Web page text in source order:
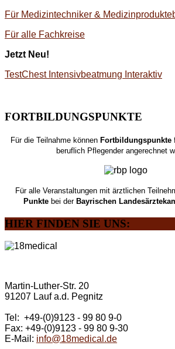
Für Medizintechniker &
Für alle Fachkreise
Jetzt Neu!
TestChest Intensivbeatmung Interaktiv
FORTBILDUNGSPUNKTE
Für die Teilnahme könnenFortbildungspunkte
beruflich Pflegender angerechnet
Für alle Veranstaltungen mit ärztlichen
Punkte bei derBayrischen
HIER FINDEN SIE UNS:
Martin-Luther-Str. 20
91207 Lauf a.d. Pegnitz
Tel: +49-(0)9123 - 99 80 9-0
Fax: +49-(0)9123 - 99 80 9-30
E-Mail: info@18medical.de